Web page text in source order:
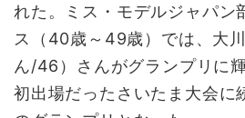
れた。ミス・モデルジャパン
ス（40歳～49歳）では、大
ん/46）さんがグランプリに
初出場だったさいたま大会に